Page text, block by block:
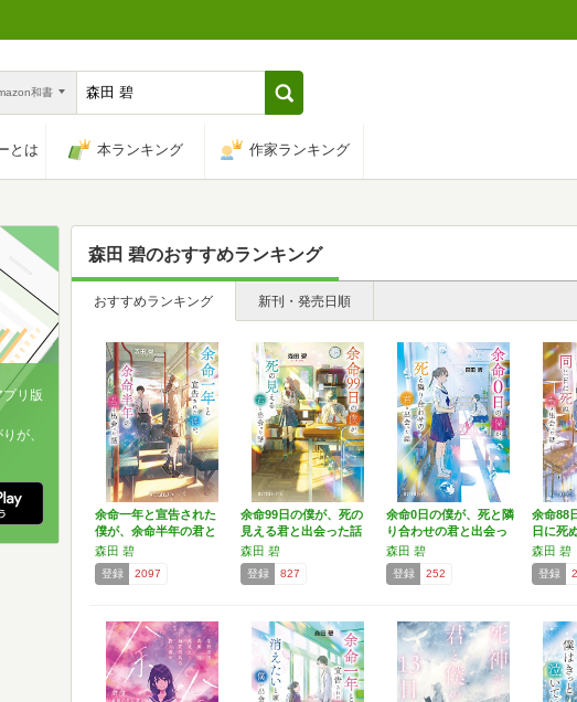
和書
とは 本ランキング 作家ランキング
森田 碧のおすすめランキング
おすすめランキング 新刊・発売日順
余命一年と宣告された
僕が、余命半年の君と
出会…
森田 碧
登録 2097
余命99日の僕が、死の
見える君と出会った話
…
森田 碧
登録 827
余命0日の僕が、死と隣
り合わせの君と出会っ
た…
森田 碧
登録 252
余命88
日に死
話…
森田 碧
登録
リ版
が、